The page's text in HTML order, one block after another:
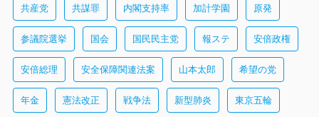
共産党 共謀罪 内閣支持率 加計学園 原発
参議院選挙 国会 国民民主党 報ステ 安倍政権
安倍総理 安全保障関連法案 山本太郎 希望の党
年金 憲法改正 戦争法 新型肺炎 東京五輪